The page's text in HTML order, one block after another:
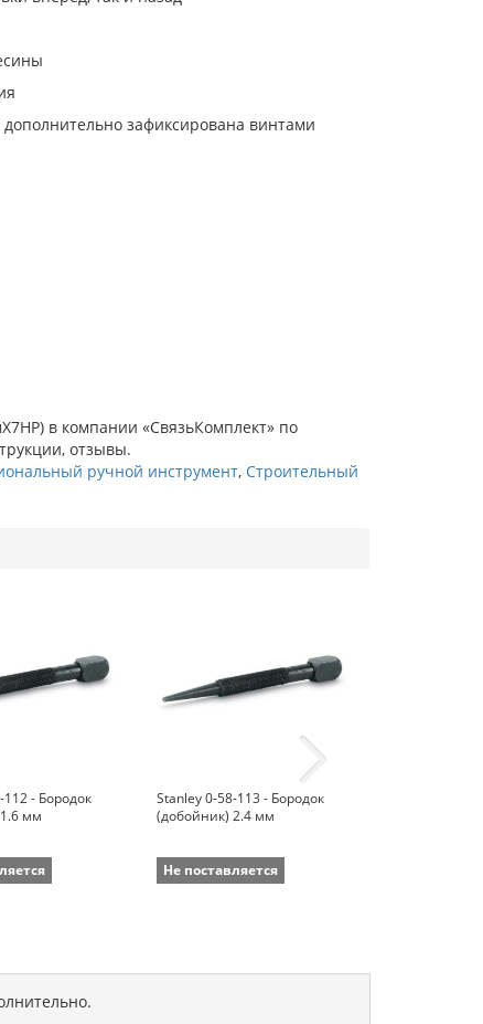
зафиксирована винтами
в компании «СвязьКомплект» по
отзывы.
ручной инструмент, Строительный
- Бородок
мм
Stanley 0-58-113 - Бородок
(добойник) 2.4 мм
Не поставляется